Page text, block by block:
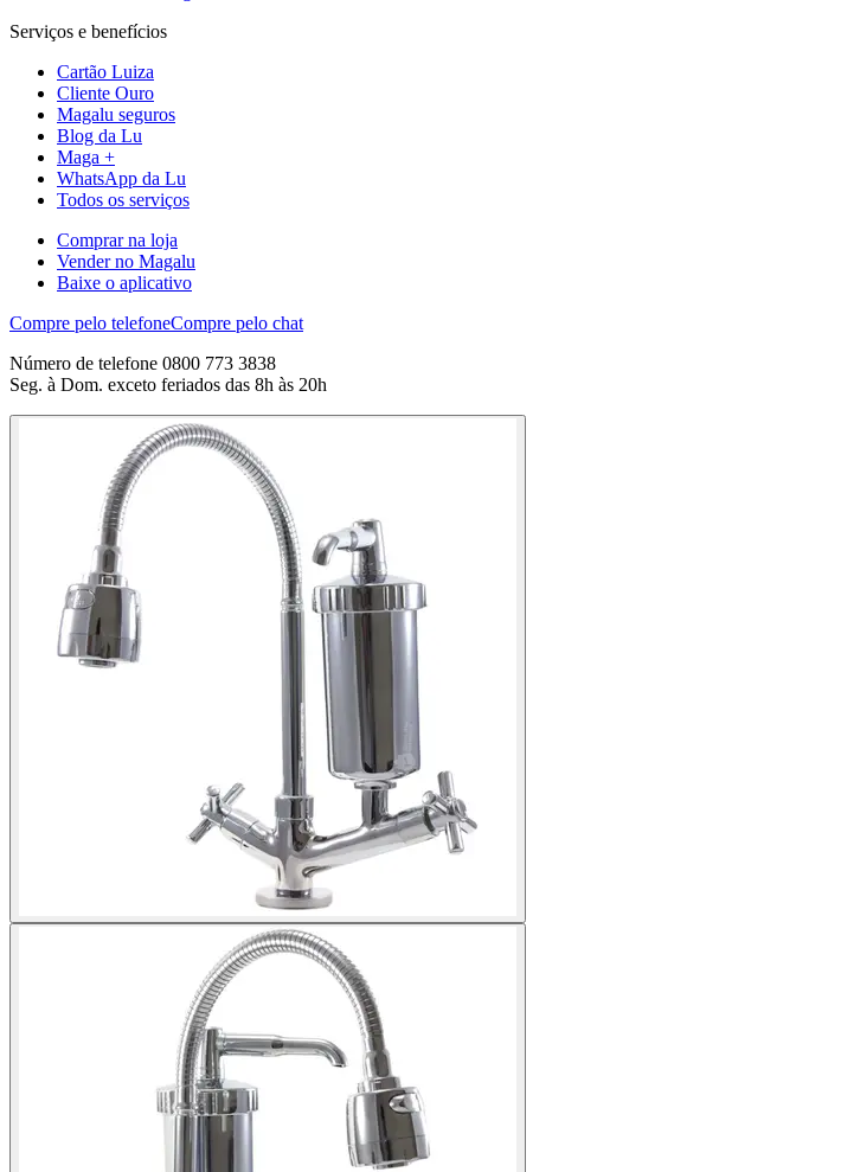
Serviços e benefícios
Cartão Luiza
Cliente Ouro
Magalu seguros
Blog da Lu
Maga +
WhatsApp da Lu
Todos os serviços
Comprar na loja
Vender no Magalu
Baixe o aplicativo
Compre pelo telefoneCompre pelo chat
Número de telefone 0800 773 3838
Seg. à Dom. exceto feriados das 8h às 20h